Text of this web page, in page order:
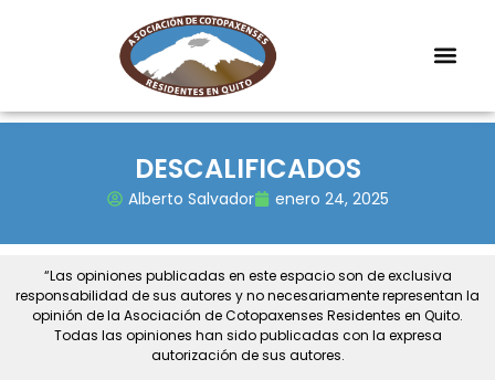
DESCALIFICADOS
Alberto Salvador enero 24, 2025
“Las opiniones publicadas en este espacio son de exclusiva
responsabilidad de sus autores y no necesariamente representan la
opinión de la Asociación de Cotopaxenses Residentes en Quito.
Todas las opiniones han sido publicadas con la expresa
autorización de sus autores.